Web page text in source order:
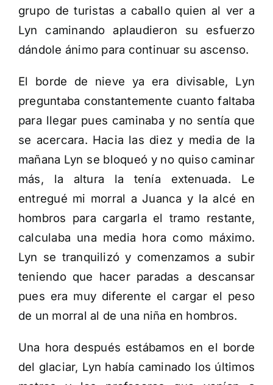
grupo de turistas a caballo quien al ver a
Lyn caminando aplaudieron su esfuerzo
dándole ánimo para continuar su ascenso.
El borde de nieve ya era divisable, Lyn
preguntaba constantemente cuanto faltaba
para llegar pues caminaba y no sentía que
se acercara. Hacia las diez y media de la
mañana Lyn se bloqueó y no quiso caminar
más, la altura la tenía extenuada. Le
entregué mi morral a Juanca y la alcé en
hombros para cargarla el tramo restante,
calculaba una media hora como máximo.
Lyn se tranquilizó y comenzamos a subir
teniendo que hacer paradas a descansar
pues era muy diferente el cargar el peso
de un morral al de una niña en hombros.
Una hora después estábamos en el borde
del glaciar, Lyn había caminado los últimos